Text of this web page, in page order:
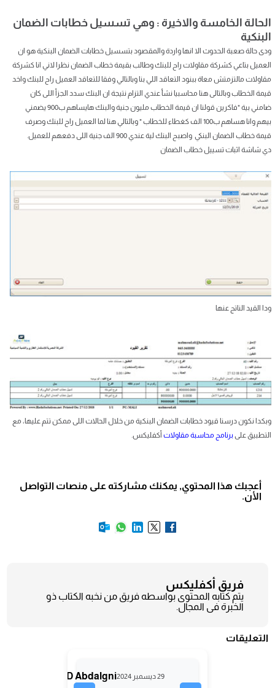
الحالة الخامسة والاخيرة : وهي تسسيل خطابات الضمان
البنكية
ودى حالة صعبة الحدوث الا انها واردة والمقصود بتسسيل خطابات الضمان البنكية هو ان
العميل بتاعي كشركة مقاولات راح للبنك وطالب بقيمة خطاب الضمان نظرا لاني انا كشركة
مقاولات مالتزمتش معاة ببنود التعاقد اللي بنا وبالتالي وفقا للتعاقد العميل راح للبنك واخد
قيمة الخطاب وبالتالى هنا محاسبيا نشأ عندي التزام نتيجة ان البنك سدد الجزأ اللى كان
ضامني بية "فاكرين قولنا ان قيمة الخطاب مليون جنية والبنك هايساهم ب900 يضمني
بيهم وانا هساهم ب100 الف كغطاء للخطاب " وبالتالي هنا لما العميل راح للبنك وصرف
قيمة خطاب الضمان البنكي واصبح البنك لية عندي 900 الف جنية اللى دفعهم للعميل.
دي شاشة اثبات تسييل خطاب الضمان
ودا القيد الناتج عنها
وبكدا نكون درسنا قيود خطابات الضمان البنكية من خلال الحالات اللى ممكن تتم عليها، مع
التطبيق علىبرنامج محاسبة مقاولات أكفليكس.
أعجبك هذا المحتوي, يمكنك مشاركته على منصات التواصل
الأن.
فريق أكفليكس
يتم كتابه المحتوى بواسطه فريق من نخبه الكتاب ذو
الخبرة فى المجال.
التعليقات
29 ديسمبر 2024
MAHMOUD Abdalgni